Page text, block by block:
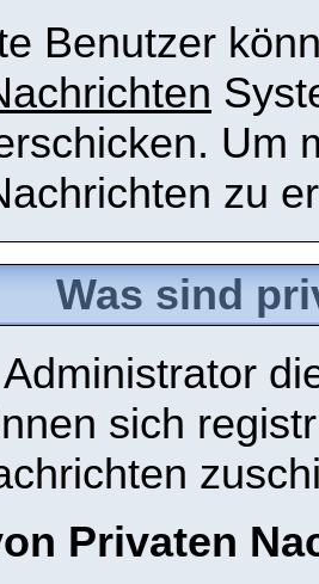
Benutzer
Um
zu
Was sind
sich
Privaten